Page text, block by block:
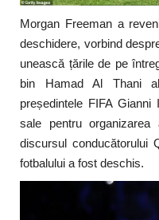
Morgan Freeman a
deschidere, vorbind
unească țările de pe
bin Hamad Al Thani
președintele FIFA Gianni
sale pentru organizarea
discursul conducătorului
fotbalului a fost deschis.